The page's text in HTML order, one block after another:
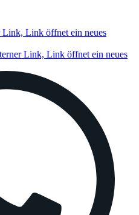
Link, Link öffnet ein neues
Link, Link öffnet ein neues